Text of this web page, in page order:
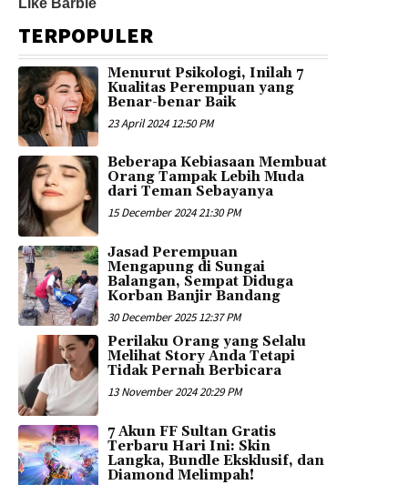
TERPOPULER
Menurut Psikologi, Inilah 7
Kualitas Perempuan yang
Benar-benar Baik
23 April 2024 12:50 PM
Beberapa Kebiasaan Membuat
Orang Tampak Lebih Muda
dari Teman Sebayanya
15 December 2024 21:30 PM
Jasad Perempuan
Mengapung di Sungai
Balangan, Sempat Diduga
Korban Banjir Bandang
30 December 2025 12:37 PM
Perilaku Orang yang Selalu
Melihat Story Anda Tetapi
Tidak Pernah Berbicara
13 November 2024 20:29 PM
7 Akun FF Sultan Gratis
Terbaru Hari Ini: Skin
Langka, Bundle Eksklusif, dan
Diamond Melimpah!